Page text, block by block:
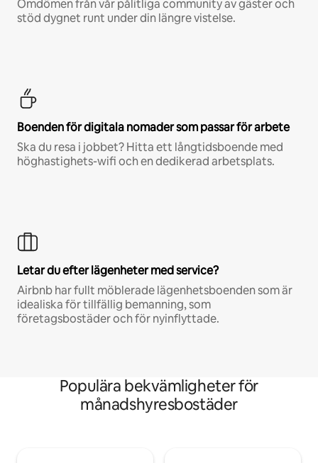
Omdömen från vår pålitliga community av gäster och
stöd dygnet runt under din längre vistelse.
Boenden för digitala nomader som passar för arbete
Ska du resa i jobbet? Hitta ett långtidsboende med
höghastighets-wifi och en dedikerad arbetsplats.
Letar du efter lägenheter med service?
Airbnb har fullt möblerade lägenhetsboenden som är
idealiska för tillfällig bemanning, som
företagsbostäder och för nyinflyttade.
Populära bekvämligheter för
månadshyresbostäder